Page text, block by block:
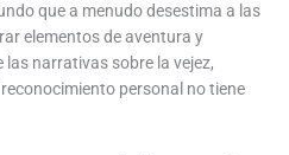
que a menudo desestima a las
elementos de aventura y
narrativas sobre la vejez,
personal no tiene